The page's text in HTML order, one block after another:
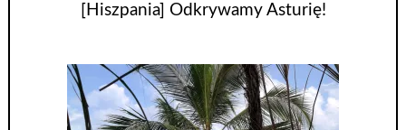
[Hiszpania] Odkrywamy Asturię!